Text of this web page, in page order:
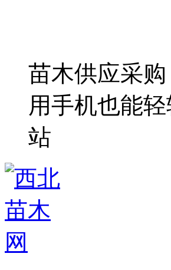
苗木供应采
用手机也能
站